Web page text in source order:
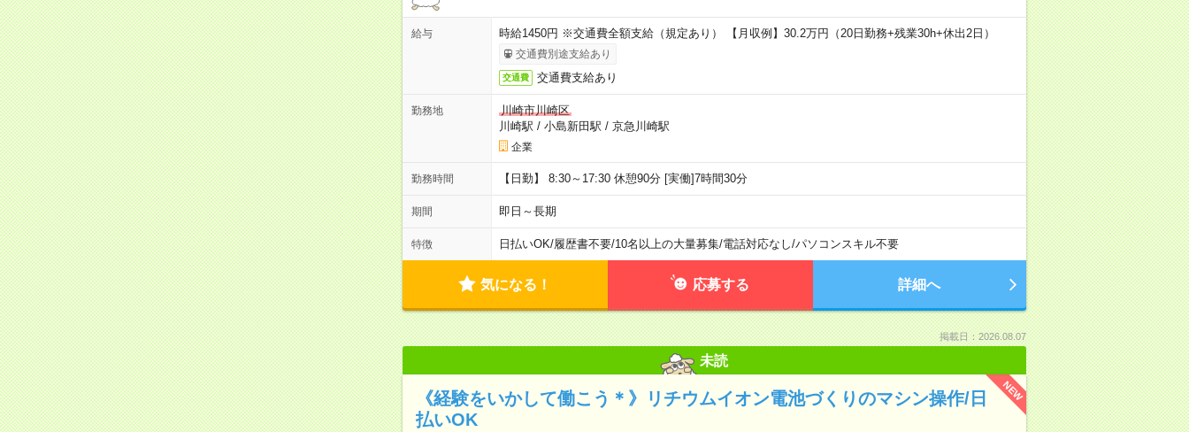
給与 時給1450円 ※交通費全額支給（規定あり） 【月収例】30.2万円（20日勤務+残業30h+休出2日）
交通費別途支給あり
交通費 交通費支給あり
勤務地
川崎市川崎区
川崎駅 / 小島新田駅 / 京急川崎駅
企業
勤務時間 【日勤】 8:30～17:30 休憩90分 [実働]7時間30分
期間 即日～長期
特徴 日払いOK/履歴書不要/10名以上の大量募集/電話対応なし/パソコンスキル不要
気になる！ 応募する 詳細へ
掲載日：2026.08.07
未読
NEW
《経験をいかして働こう＊》リチウムイオン電池づくりのマシン操作/日
払いOK